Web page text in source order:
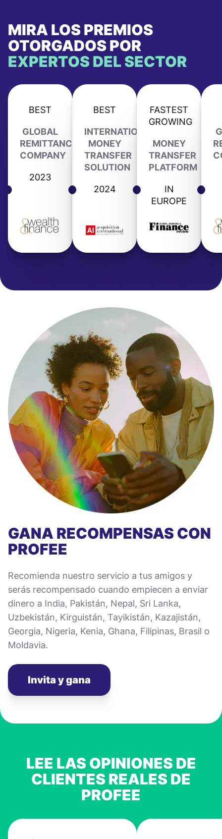
MIRA LOS PREMIOS
OTORGADOS POR
EXPERTOS DEL SECTOR
BEST
GLOBAL
REMITTANCE
COMPANY
2023
BEST
INTERNATIONAL
MONEY
TRANSFER
SOLUTION
2024
FASTEST
GROWING
MONEY
TRANSFER
PLATFORM
IN
EUROPE
GANA RECOMPENSAS CON
PROFEE
Recomienda nuestro servicio a tus amigos y
serás recompensado cuando empiecen a enviar
dinero a India, Pakistán, Nepal, Sri Lanka,
Uzbekistán, Kirguistán, Tayikistán, Kazajistán,
Georgia, Nigeria, Kenia, Ghana, Filipinas, Brasil o
Moldavia.
Invita y gana
LEE LAS OPINIONES DE
CLIENTES REALES DE
PROFEE